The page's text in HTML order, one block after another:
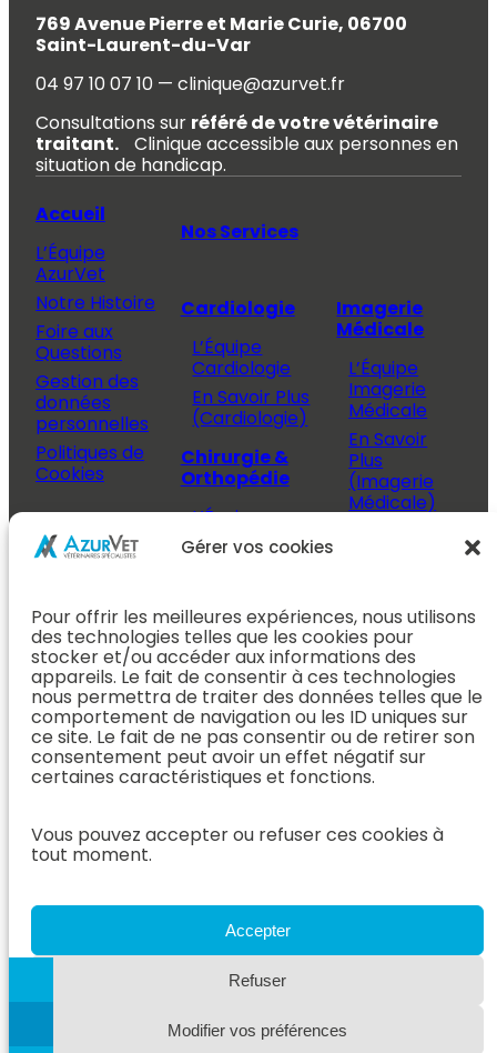
Gérer vos cookies
Pour offrir les meilleures expériences, nous utilisons
des technologies telles que les cookies pour
stocker et/ou accéder aux informations des
appareils. Le fait de consentir à ces technologies
nous permettra de traiter des données telles que le
comportement de navigation ou les ID uniques sur
ce site. Le fait de ne pas consentir ou de retirer son
consentement peut avoir un effet négatif sur
certaines caractéristiques et fonctions.
Vous pouvez accepter ou refuser ces cookies à
tout moment.
Accepter
Refuser
Modifier vos préférences
769 Avenue Pierre et Marie Curie, 06700
Saint-Laurent-du-Var
04 97 10 07 10 — clinique@azurvet.fr
Consultations sur référé de votre vétérinaire
traitant. Clinique accessible aux personnes en
situation de handicap.
Accueil
L’Équipe
AzurVet
Notre Histoire
Foire aux
Questions
Gestion des
données
personnelles
Politiques de
Cookies
Propriétaire
Prendre
rendez-vous
Après mon
rendez-vous
Espace
Vétérinaire
cas
Nous rejoindre
AzurVet
Nos Services
Cardiologie
L’Équipe
Cardiologie
En Savoir Plus
(Cardiologie)
Chirurgie &
Orthopédie
L’Équipe
Chirurgie &
Orthopédie
(Chirurgie &
Orthopédie)
Dentisterie &
ORL
L’Équipe
Dentisterie &
ORL
(Dentisterie &
ORL)
L’Équipe
Hospitalisation
En Savoir Plus
(Hospitalisation)
Imagerie
Médicale
L’Équipe
Imagerie
Médicale
En Savoir
Plus
(Imagerie
Médicale)
Médecine
Interne
En Savoir
Plus
(Médecine
Interne)
Neurologie
Neurologie
(Neurologie)